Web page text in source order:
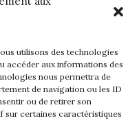
utilisons des technologies
accéder aux informations des
nous permettra de
de navigation ou les ID
ou de retirer son
sur certaines caractéristiques
de
–
!